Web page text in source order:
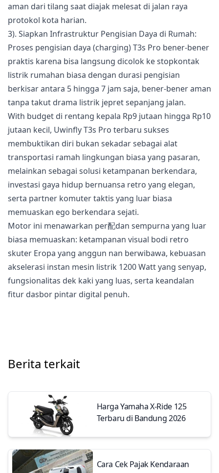
aman dari tilang saat diajak melesat di jalan raya
protokol kota harian.
3). Siapkan Infrastruktur Pengisian Daya di Rumah:
Proses pengisian daya (charging) T3s Pro bener-bener
praktis karena bisa langsung dicolok ke stopkontak
listrik rumahan biasa dengan durasi pengisian
berkisar antara 5 hingga 7 jam saja, bener-bener aman
tanpa takut drama listrik jepret sepanjang jalan.
With budget di rentang kepala Rp9 jutaan hingga Rp10
jutaan kecil, Uwinfly T3s Pro terbaru sukses
membuktikan diri bukan sekadar sebagai alat
transportasi ramah lingkungan biasa yang pasaran,
melainkan sebagai solusi ketampanan berkendara,
investasi gaya hidup bernuansa retro yang elegan,
serta partner komuter taktis yang luar biasa
memuaskan ego berkendara sejati.
Motor ini menawarkan per配dan sempurna yang luar
biasa memuaskan: ketampanan visual bodi retro
skuter Eropa yang anggun nan berwibawa, kebuasan
akselerasi instan mesin listrik 1200 Watt yang senyap,
fungsionalitas dek kaki yang luas, serta keandalan
fitur dasbor pintar digital penuh.
Berita terkait
Harga Yamaha X-Ride 125
Terbaru di Bandung 2026
Cara Cek Pajak Kendaraan